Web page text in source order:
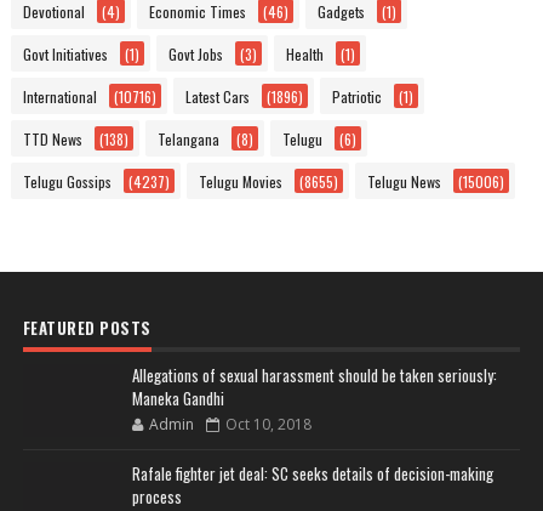
Devotional (4) Economic Times (46) Gadgets (1)
Govt Initiatives (1) Govt Jobs (3) Health (1)
International (10716) Latest Cars (1896) Patriotic (1)
TTD News (138) Telangana (8) Telugu (6)
Telugu Gossips (4237) Telugu Movies (8655) Telugu News (15006)
FEATURED POSTS
Allegations of sexual harassment should be taken seriously:
Maneka Gandhi
Admin Oct 10, 2018
Rafale fighter jet deal: SC seeks details of decision-making
process